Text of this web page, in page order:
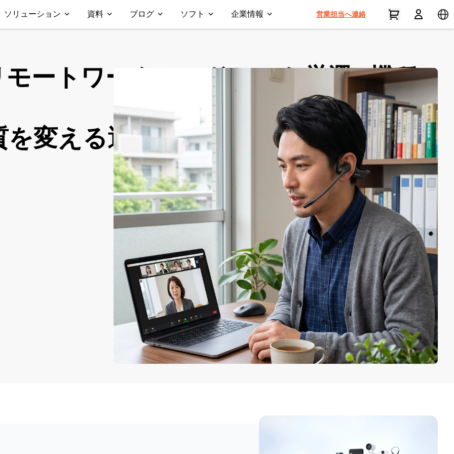
ソリューション 資料 ブログ ソフト 企業情報 営業担当へ連絡
ートワークヘッドセット厳選5機種
変える選び方